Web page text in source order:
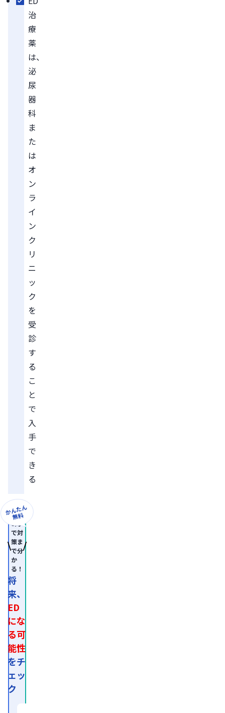
治
療
薬
は、
泌
尿
器
科
ま
た
は
オ
ン
ラ
イ
ン
ク
リ
ニ
ッ
ク
を
受
診
す
る
こ
と
で
入
手
で
き
る
かんたん
無料
8問
で対
策ま
で分
か
る！
将
来、
ED
にな
る可
能性
をチ
ェッ
ク